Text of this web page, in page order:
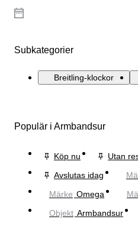
Subkategorier
Breitling-klockor
Populär i Armbandsur
Köp nu
Utan
Avslutas idag
Märke Omega
Objekt Armbandsur